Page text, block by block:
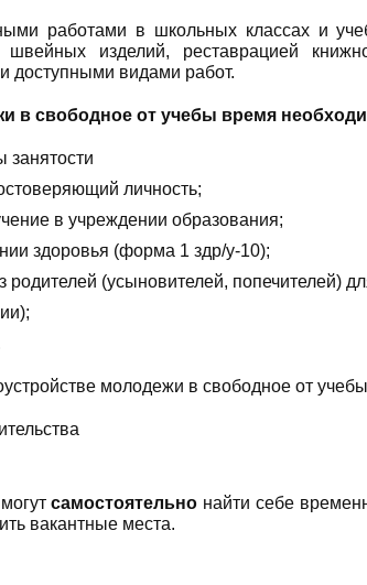
работами в школьных классах и
изделий, реставрацией
доступными видами работ.
в свободное от учебы время
занятости
личность;
в учреждении образования;
здоровья (форма 1 здр/у-10);
родителей (усыновителей, попечителей)
молодежи в свободное от
самостоятельно найти себе
вакантные места.